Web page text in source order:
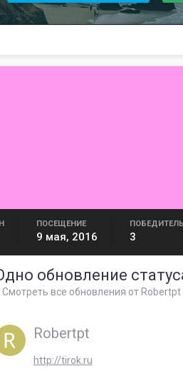
ПОСЕЩЕНИЕ
9 мая, 2016 3
обновление
Смотреть все обновления от Robertpt
Robertpt
http://tirok.ru